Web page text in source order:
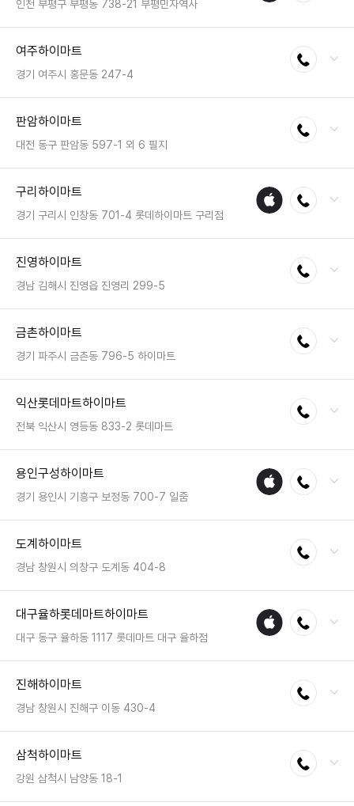
영업시간 : 금일 10:30~20:30
인천 부평구 부평동 738-21 부평민자역사
팩스 : 050-2333-1299
영업시간 : 금일 10:00~22:00
여주하이마트
경기 여주시 홍문동 247-4
전화연결
팩스 : 050-2222-1152
영업시간 : 금일 10:30~20:30
판암하이마트
대전 동구 판암동 597-1 외 6 필지
전화연결
팩스 : 050-2222-1527
영업시간 : 금일 10:30~20:30
구리하이마트
경기 구리시 인창동 701-4 롯데하이마트 구리점
애플
수리
전화연결
팩스 : 050-2222-0182
영업시간 : 금일 10:30~20:30
진영하이마트
경남 김해시 진영읍 진영리 299-5
전화연결
팩스 : 05023331460
영업시간 : 금일 10:30~20:30
금촌하이마트
경기 파주시 금촌동 796-5 하이마트
전화연결
팩스 : 050-2222-0901
영업시간 : 금일 10:30~20:30
익산롯데마트하이마트
전북 익산시 영등동 833-2 롯데마트
전화연결
팩스 : 050-2333-1275
영업시간 : 금일 10:00~22:00
용인구성하이마트
경기 용인시 기흥구 보정동 700-7 일줌
애플
수리
전화연결
팩스 : 050-2222-1055
영업시간 : 금일 10:30~20:30
도계하이마트
경남 창원시 의창구 도계동 404-8
전화연결
팩스 : 050-2222-1808
영업시간 : 금일 10:30~20:30
대구율하롯데마트하이마트
대구 동구 율하동 1117 롯데마트 대구 율하점
애플
수리
전화연결
팩스 : 050-2333-1208
영업시간 : 금일 10:00~22:00
진해하이마트
경남 창원시 진해구 이동 430-4
전화연결
팩스 : 050-2222-1809
영업시간 : 금일 10:30~20:30
삼척하이마트
강원 삼척시 남양동 18-1
전화연결